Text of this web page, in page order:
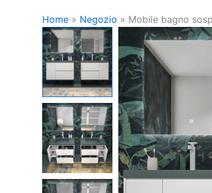
Home » Negozio » Mobile bagno